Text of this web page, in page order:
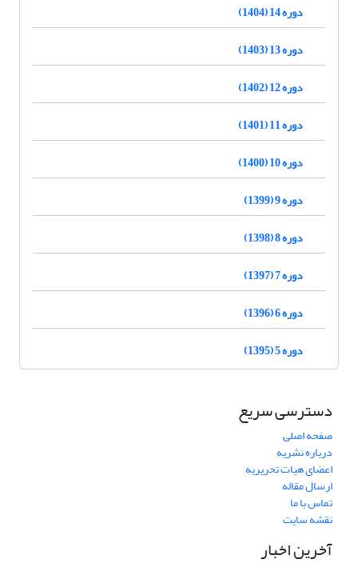
دوره 14 (1404)
دوره 13 (1403)
دوره 12 (1402)
دوره 11 (1401)
دوره 10 (1400)
دوره 9 (1399)
دوره 8 (1398)
دوره 7 (1397)
دوره 6 (1396)
دوره 5 (1395)
دسترسی سریع
صفحه اصلی
درباره نشریه
اعضای هیات تحریریه
ارسال مقاله
تماس با ما
نقشه سایت
آخرین اخبار